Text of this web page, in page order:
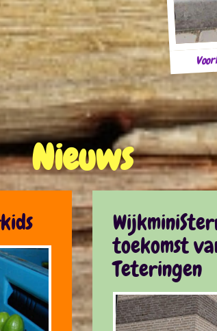
Nieuws
toekomst
Teteringen